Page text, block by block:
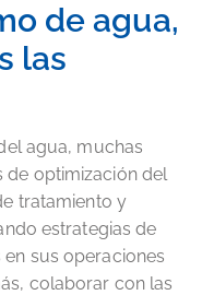
de agua,
las
agua, muchas
de optimización del
tratamiento y
estrategias de
sus operaciones
colaborar con las